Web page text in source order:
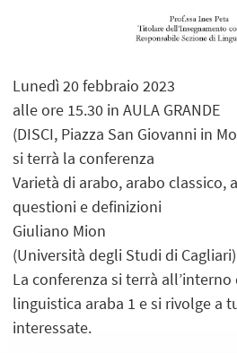
Lunedì 20 febbraio 2023
alle ore 15.30 in AULA GRANDE
(DISCI, Piazza San Giovanni in
si terrà la conferenza
Varietà di arabo, arabo classico,
questioni e definizioni
Giuliano Mion
(Università degli Studi di Cagliari)
La conferenza si terrà
linguistica araba 1 e si rivolge a
interessate.